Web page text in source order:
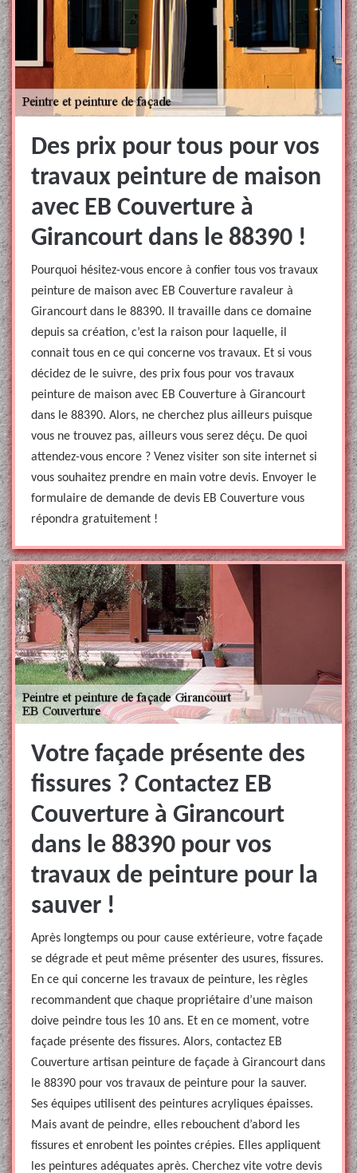
Des prix pour tous pour vos
travaux peinture de maison
avec EB Couverture à
Girancourt dans le 88390 !
Pourquoi hésitez-vous encore à confier tous vos travaux
peinture de maison avec EB Couverture ravaleur à
Girancourt dans le 88390. Il travaille dans ce domaine
depuis sa création, c’est la raison pour laquelle, il
connait tous en ce qui concerne vos travaux. Et si vous
décidez de le suivre, des prix fous pour vos travaux
peinture de maison avec EB Couverture à Girancourt
dans le 88390. Alors, ne cherchez plus ailleurs puisque
vous ne trouvez pas, ailleurs vous serez déçu. De quoi
attendez-vous encore ? Venez visiter son site internet si
vous souhaitez prendre en main votre devis. Envoyer le
formulaire de demande de devis EB Couverture vous
répondra gratuitement !
Votre façade présente des
fissures ? Contactez EB
Couverture à Girancourt
dans le 88390 pour vos
travaux de peinture pour la
sauver !
Après longtemps ou pour cause extérieure, votre façade
se dégrade et peut même présenter des usures, fissures.
En ce qui concerne les travaux de peinture, les règles
recommandent que chaque propriétaire d’une maison
doive peindre tous les 10 ans. Et en ce moment, votre
façade présente des fissures. Alors, contactez EB
Couverture artisan peinture de façade à Girancourt dans
le 88390 pour vos travaux de peinture pour la sauver.
Ses équipes utilisent des peintures acryliques épaisses.
Mais avant de peindre, elles rebouchent d’abord les
fissures et enrobent les pointes crépies. Elles appliquent
les peintures adéquates après. Cherchez vite votre devis